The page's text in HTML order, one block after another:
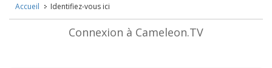
Accueil Identifiez-vous ici
Connexion à Cameleon.TV